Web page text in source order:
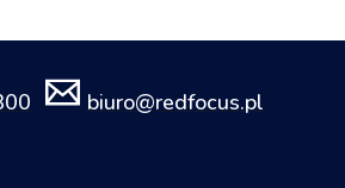
biuro@redfocus.pl